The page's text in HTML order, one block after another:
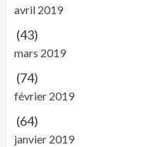
avril 2019
(43)
mars 2019
(74)
février 2019
(64)
janvier 2019